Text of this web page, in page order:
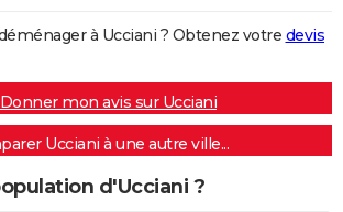
à Ucciani ? Obtenez votre devis
Donner mon avis sur Ucciani
Ucciani à une autre ville...
d'Ucciani ?